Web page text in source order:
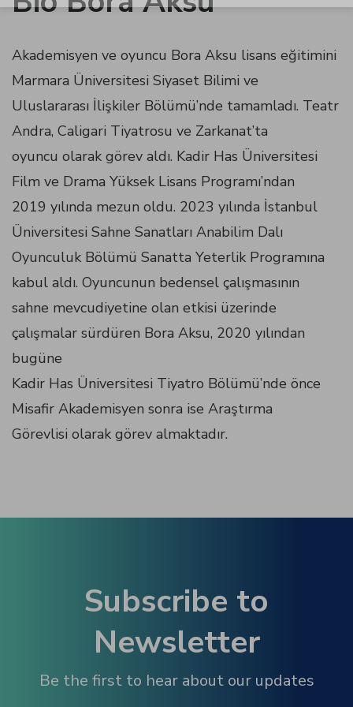
Akademisyen ve oyuncu Bora Aksu lisans eğitimini
Marmara Üniversitesi Siyaset Bilimi ve
Uluslararası İlişkiler Bölümü’nde tamamladı. Teatr
Andra, Caligari Tiyatrosu ve Zarkanat’ta
oyuncu olarak görev aldı. Kadir Has Üniversitesi
Film ve Drama Yüksek Lisans Programı’ndan
2019 yılında mezun oldu. 2023 yılında İstanbul
Üniversitesi Sahne Sanatları Anabilim Dalı
Oyunculuk Bölümü Sanatta Yeterlik Programına
kabul aldı. Oyuncunun bedensel çalışmasının
sahne mevcudiyetine olan etkisi üzerinde
çalışmalar sürdüren Bora Aksu, 2020 yılından
bugüne
Kadir Has Üniversitesi Tiyatro Bölümü’nde önce
Misafir Akademisyen sonra ise Araştırma
Görevlisi olarak görev almaktadır.
Subscribe to
Newsletter
Be the first to hear about our updates